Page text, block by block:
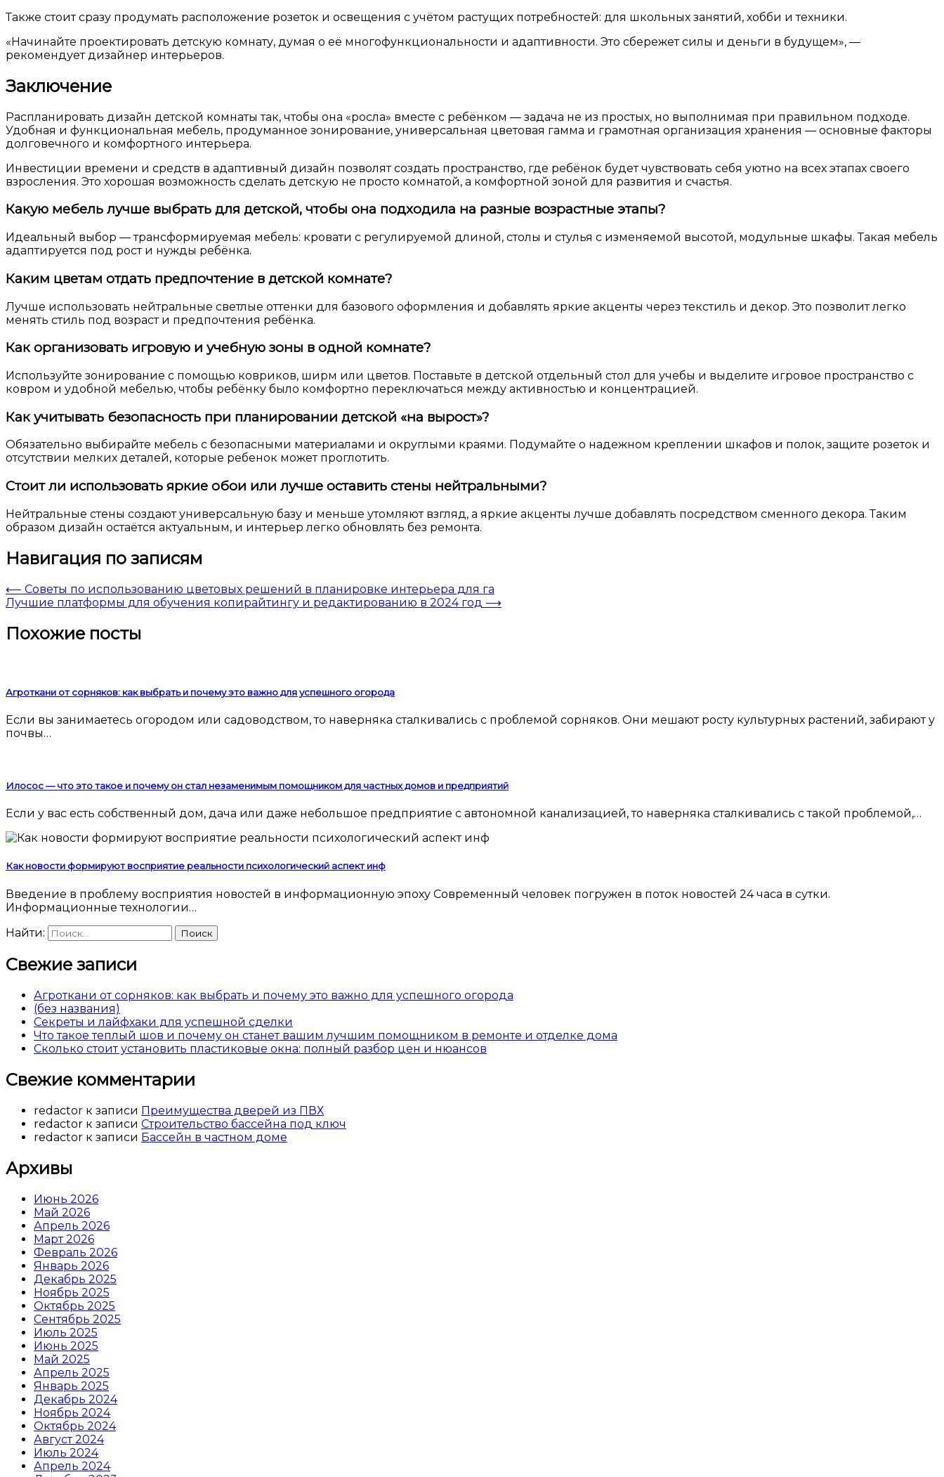
Также стоит сразу продумать расположение розеток и освещения с учётом растущих потребностей: для школьных занятий, хобби и техники.
«Начинайте проектировать детскую комнату, думая о её многофункциональности и адаптивности. Это сбережет силы и деньги в будущем», —
рекомендует дизайнер интерьеров.
Заключение
Распланировать дизайн детской комнаты так, чтобы она «росла» вместе с ребёнком — задача не из простых, но выполнимая при правильном подходе.
Удобная и функциональная мебель, продуманное зонирование, универсальная цветовая гамма и грамотная организация хранения — основные факторы
долговечного и комфортного интерьера.
Инвестиции времени и средств в адаптивный дизайн позволят создать пространство, где ребёнок будет чувствовать себя уютно на всех этапах своего
взросления. Это хорошая возможность сделать детскую не просто комнатой, а комфортной зоной для развития и счастья.
Какую мебель лучше выбрать для детской, чтобы она подходила на разные возрастные этапы?
Идеальный выбор — трансформируемая мебель: кровати с регулируемой длиной, столы и стулья с изменяемой высотой, модульные шкафы. Такая мебель
адаптируется под рост и нужды ребёнка.
Каким цветам отдать предпочтение в детской комнате?
Лучше использовать нейтральные светлые оттенки для базового оформления и добавлять яркие акценты через текстиль и декор. Это позволит легко
менять стиль под возраст и предпочтения ребёнка.
Как организовать игровую и учебную зоны в одной комнате?
Используйте зонирование с помощью ковриков, ширм или цветов. Поставьте в детской отдельный стол для учебы и выделите игровое пространство с
ковром и удобной мебелью, чтобы ребёнку было комфортно переключаться между активностью и концентрацией.
Как учитывать безопасность при планировании детской «на вырост»?
Обязательно выбирайте мебель с безопасными материалами и округлыми краями. Подумайте о надежном креплении шкафов и полок, защите розеток и
отсутствии мелких деталей, которые ребенок может проглотить.
Стоит ли использовать яркие обои или лучше оставить стены нейтральными?
Нейтральные стены создают универсальную базу и меньше утомляют взгляд, а яркие акценты лучше добавлять посредством сменного декора. Таким
образом дизайн остаётся актуальным, и интерьер легко обновлять без ремонта.
Навигация по записям
⟵ Советы по использованию цветовых решений в планировке интерьера для га
Лучшие платформы для обучения копирайтингу и редактированию в 2024 год ⟶
Похожие посты
Агроткани от сорняков: как выбрать и почему это важно для успешного огорода
Если вы занимаетесь огородом или садоводством, то наверняка сталкивались с проблемой сорняков. Они мешают росту культурных растений, забирают у
почвы…
Илосос — что это такое и почему он стал незаменимым помощником для частных домов и предприятий
Если у вас есть собственный дом, дача или даже небольшое предприятие с автономной канализацией, то наверняка сталкивались с такой проблемой,…
Как новости формируют восприятие реальности психологический аспект инф
Введение в проблему восприятия новостей в информационную эпоху Современный человек погружен в поток новостей 24 часа в сутки.
Информационные технологии…
Найти:
Свежие записи
Агроткани от сорняков: как выбрать и почему это важно для успешного огорода
(без названия)
Секреты и лайфхаки для успешной сделки
Что такое теплый шов и почему он станет вашим лучшим помощником в ремонте и отделке дома
Сколько стоит установить пластиковые окна: полный разбор цен и нюансов
Свежие комментарии
redactor к записи Преимущества дверей из ПВХ
redactor к записи Строительство бассейна под ключ
redactor к записи Бассейн в частном доме
Архивы
Июнь 2026
Май 2026
Апрель 2026
Март 2026
Февраль 2026
Январь 2026
Декабрь 2025
Ноябрь 2025
Октябрь 2025
Сентябрь 2025
Июль 2025
Июнь 2025
Май 2025
Апрель 2025
Январь 2025
Декабрь 2024
Ноябрь 2024
Октябрь 2024
Август 2024
Июль 2024
Апрель 2024